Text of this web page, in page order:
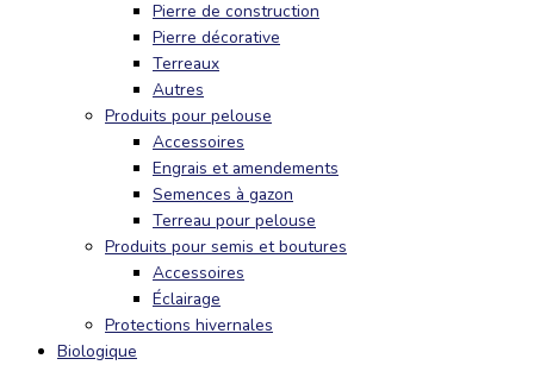
Pierre de construction
Pierre décorative
Terreaux
Autres
Produits pour pelouse
Accessoires
Engrais et amendements
Semences à gazon
Terreau pour pelouse
Produits pour semis et boutures
Accessoires
Éclairage
Protections hivernales
Biologique